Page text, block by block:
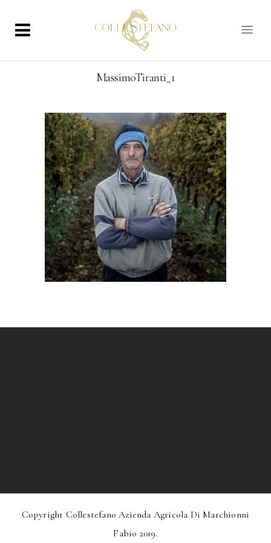
MassimoTiranti_1
Copyright Collestefano Azienda Agricola Di Marchionni
Fabio 2019.